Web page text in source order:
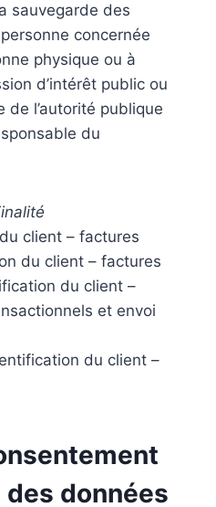
sauvegarde des
concernée
physique ou à
d’intérêt public ou
de l’autorité publique
du
client – factures
du client – factures
du client –
et envoi
du client –
données